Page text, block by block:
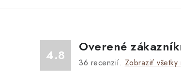
4.8
Overené
36 recenzií. Zobraziť všetky